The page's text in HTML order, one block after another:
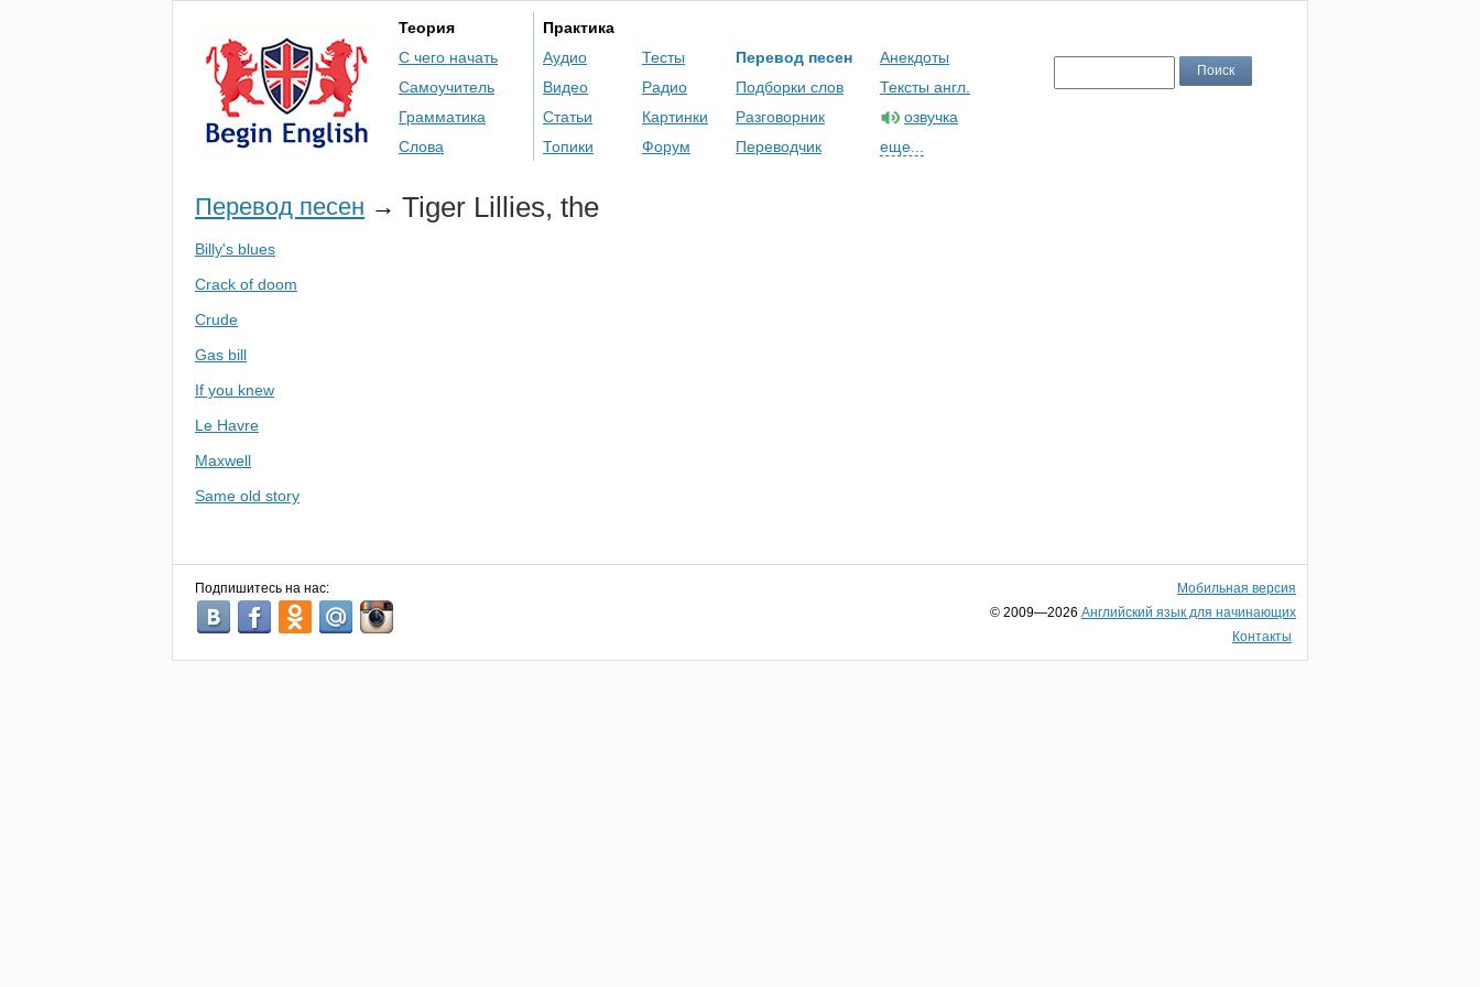
Теория
С чего начать
Самоучитель
Грамматика
Слова
Практика
Аудио
Видео
Статьи
Топики
Тесты
Радио
Картинки
Форум
Перевод песен
Подборки слов
Разговорник
Переводчик
Анекдоты
Тексты англ.
озвучка
еще...
Перевод песен → Tiger Lillies, the
Billy's blues
Crack of doom
Crude
Gas bill
If you knew
Le Havre
Maxwell
Same old story
Подпишитесь на нас:
Мобильная версия
© 2009—2026 Английский язык для начинающих
Контакты